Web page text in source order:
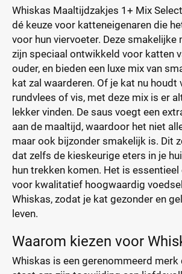
Whiskas Maaltijdzakjes 1+ Mix
dé keuze voor katteneigenaren die
voor hun viervoeter. Deze smakelijke
zijn speciaal ontwikkeld voor katten
ouder, en bieden een luxe mix van
kat zal waarderen. Of je kat nu houdt
rundvlees of vis, met deze mix is er
lekker vinden. De saus voegt een
aan de maaltijd, waardoor het niet
maar ook bijzonder smakelijk is. Dit
dat zelfs de kieskeurige eters in je
hun trekken komen. Het is
voor kwalitatief hoogwaardig
Whiskas, zodat je kat gezonder en
leven.
Waarom kiezen voor
Whiskas is een gerenommeerd merk